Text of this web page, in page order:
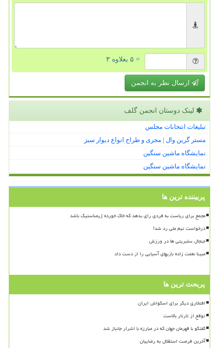
= ۵ بعلاوه ۳
ارسال نظر به انجمن
لینک دوستان انجمن گلف
تبلیغات انتخابات مجلس
مستر گرین وال | مجری و طراح انواع دیوار سبز
نمایشگاه ماشین سنگین
نمایشگاه ماشین سنگین
پربیننده ترین ها
مجمع برای ریاست به فردی رای بدهد که خاک خورده ژیمناستیک باشد
درخواست تیم ملی رد شد!
جنجال سلبریتی ها در ورزش
مبینا نعمت زاده بازیهای آسیایی را از دست داد
پربحث ترین ها
افتخاری دیگر برای اسکواش ایران
توقع از تارتار بالاست
گفتگو با قهرمان جهان که در مبارزه با اشرار جانباز شد
آخرین فرصت استقلال به رضاییان